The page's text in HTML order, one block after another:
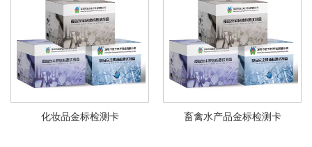
化妆品金标检测卡 畜禽水产品金标检测卡